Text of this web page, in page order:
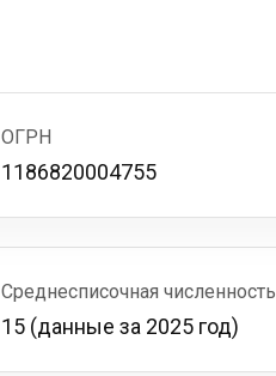
ОГРН
1186820004755
Среднесписочная численность
15 (данные за 2025 год)